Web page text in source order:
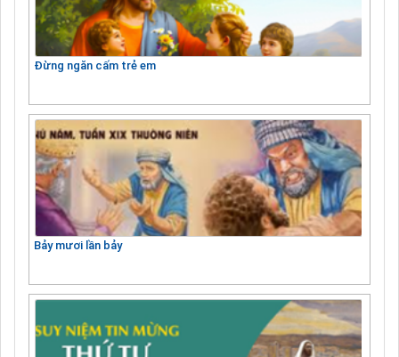
Đừng ngăn cấm trẻ em
Bảy mươi lần bảy